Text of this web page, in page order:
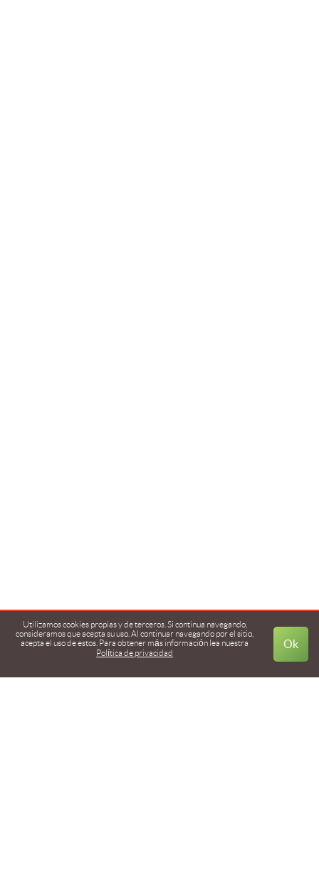
Utilizamos cookies propias y de terceros. Si continua navegando,
consideramos que acepta su uso. Al continuar navegando por el sitio,
acepta el uso de estos. Para obtener más información lea nuestra
Política de privacidad
Ok